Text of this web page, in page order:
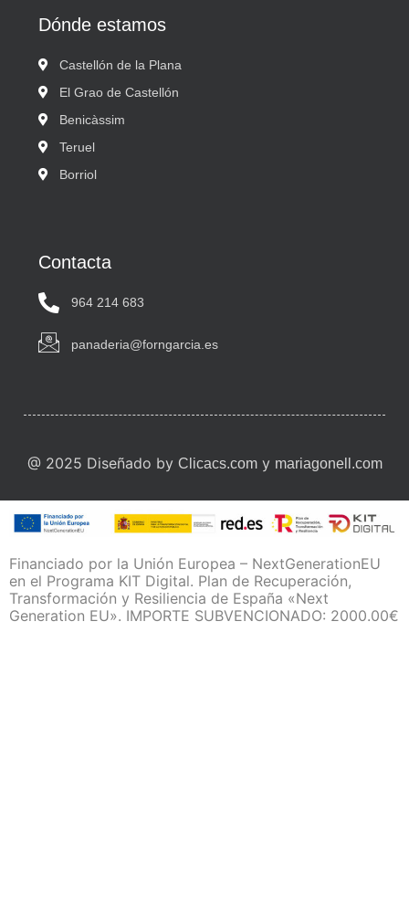
Dónde estamos
Castellón de la Plana
El Grao de Castellón
Benicàssim
Teruel
Borriol
Contacta
964 214 683
panaderia@forngarcia.es
@ 2025 Diseñado by Clicacs.comy mariagonell.com
Financiado por la Unión Europea – NextGenerationEU
en el Programa KIT Digital. Plan de Recuperación,
Transformación y Resiliencia de España «Next
Generation EU». IMPORTE SUBVENCIONADO: 2000.00€